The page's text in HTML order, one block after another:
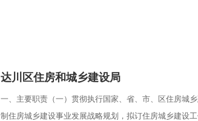
达川区住房和城乡建设局
一、主要职责（一）贯彻执行国家、省、市、区住房城
制住房城乡建设事业发展战略规划，拟订住房城乡建设